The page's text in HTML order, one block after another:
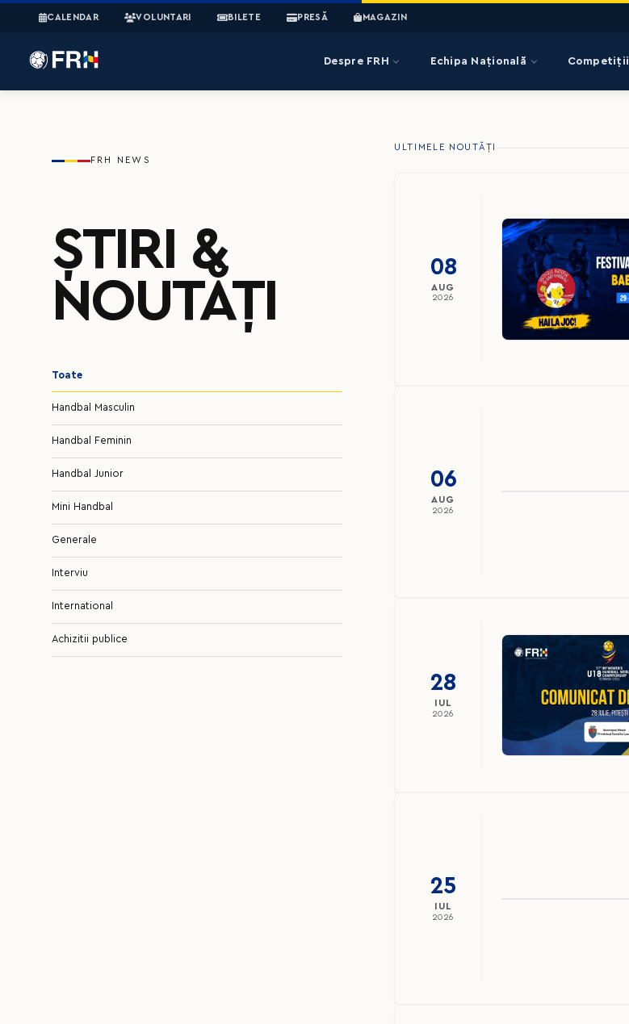
CALENDAR VOLUNTARI BILETE PRESĂ MAGAZIN
Despre FRH Echipa Națională Competiții
FRH NEWS
ȘTIRI &
NOUTĂȚI
Toate
Handbal Masculin
Handbal Feminin
Handbal Junior
Mini Handbal
Generale
Interviu
International
Achizitii publice
ULTIMELE NOUTĂȚI
08
AUG
2026
06
AUG
2026
28
IUL
2026
25
IUL
2026